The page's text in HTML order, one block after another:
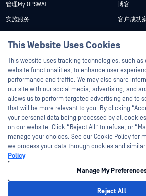
管理My OPSWAT
实施服务
技术文档
培训
漏洞计划
合作伙伴
认证
技术合作伙伴
渠道合作伙伴计划
博客
客户成功
新闻报道
活动
网络研讨
产品型录
白皮书
免费工具
©2026OPSWAT . 保留所有权利。OPSWAT、
MetaAccess、OPSWAT 、"不信任文件，不信任设备"
键基础设施"、"Deep CDR™技术"、"InQuest"、
识"、"DFI"、"RetroHunt"、"深度文件检测"及"加入追
This Website Uses Cookies
This website uses tracking technologies, such
website functionalities, to enhance user
performance and traffic. We may also share
our site with our social media, advertising, and
allows us to perform targeted advertising and to
that will be more relevant to you. By clicking
your personal data being processed by all
on our website. Click “Reject All” to refuse, or
manage your choices. See our Cookie Policy for
we process your data through cookies and
Policy
Manage My
Reject All
Hey there!
I'm Ozzy, your OPSWAT
How can I help you
today?